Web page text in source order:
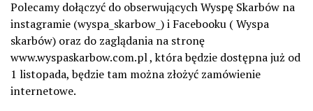
Polecamy dołączyć do obserwujących Wyspę Skarbów na
instagramie (wyspa_skarbow_) i Facebooku ( Wyspa
skarbów) oraz do zaglądania na stronę
www.wyspaskarbow.com.pl , która będzie dostępna już od
1 listopada, będzie tam można złożyć zamówienie
internetowe.